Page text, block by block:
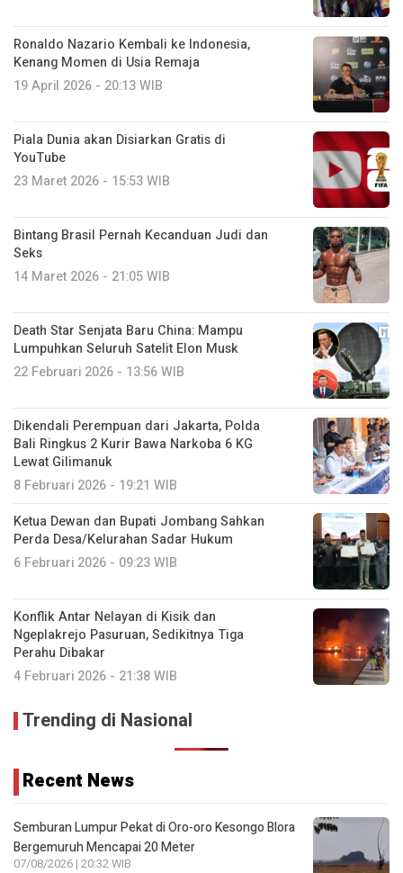
Ronaldo Nazario Kembali ke Indonesia,
Kenang Momen di Usia Remaja
19 April 2026 - 20:13 WIB
Piala Dunia akan Disiarkan Gratis di
YouTube
23 Maret 2026 - 15:53 WIB
Bintang Brasil Pernah Kecanduan Judi dan
Seks
14 Maret 2026 - 21:05 WIB
Death Star Senjata Baru China: Mampu
Lumpuhkan Seluruh Satelit Elon Musk
22 Februari 2026 - 13:56 WIB
Dikendali Perempuan dari Jakarta, Polda
Bali Ringkus 2 Kurir Bawa Narkoba 6 KG
Lewat Gilimanuk
8 Februari 2026 - 19:21 WIB
Ketua Dewan dan Bupati Jombang Sahkan
Perda Desa/Kelurahan Sadar Hukum
6 Februari 2026 - 09:23 WIB
Konflik Antar Nelayan di Kisik dan
Ngeplakrejo Pasuruan, Sedikitnya Tiga
Perahu Dibakar
4 Februari 2026 - 21:38 WIB
Trending di Nasional
Recent News
Semburan Lumpur Pekat di Oro-oro Kesongo Blora
Bergemuruh Mencapai 20 Meter
07/08/2026 | 20:32 WIB